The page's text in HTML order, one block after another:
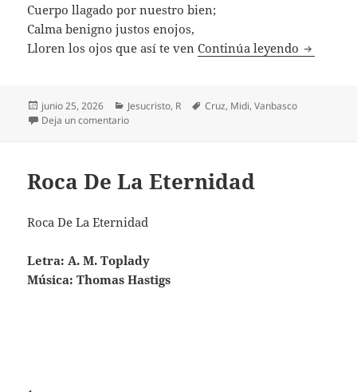
Cuerpo llagado por nuestro bien;
Calma benigno justos enojos,
Lloren los ojos que así te venContinúa leyendo Rostro
Publicado
el
junio 25, 2026 Categorías
Jesucristo, R Etiquetas
Cruz, Midi,Vanbasco
Deja un comentarioen Rostro Divino Ensangrentado
Roca De La Eternidad
Roca De La Eternidad
Letra: A. M. Toplady
Música: Thomas Hastigs